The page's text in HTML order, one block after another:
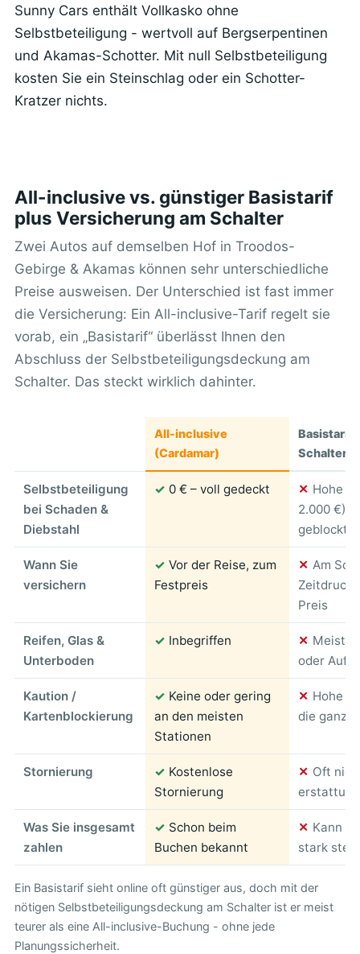
Sunny Cars enthält Vollkasko ohne
Selbstbeteiligung - wertvoll auf Bergserpentinen
und Akamas-Schotter. Mit null Selbstbeteiligung
kosten Sie ein Steinschlag oder ein Schotter-
Kratzer nichts.
All-inclusive vs. günstiger Basistarif
plus Versicherung am Schalter
Zwei Autos auf demselben Hof in Troodos-
Gebirge & Akamas können sehr unterschiedliche
Preise ausweisen. Der Unterschied ist fast immer
die Versicherung: Ein All-inclusive-Tarif regelt sie
vorab, ein „Basistarif“ überlässt Ihnen den
Abschluss der Selbstbeteiligungsdeckung am
Schalter. Das steckt wirklich dahinter.
All-inclusive
(Cardamar)
Basistarif
Selbstbeteiligung
bei Schaden &
Diebstahl
✓ 0 € – voll gedeckt ✕ Hohe
2.000 €),
geblockt
Wann Sie
versichern
✓ Vor der Reise, zum
Festpreis
✕ Am
Preis
Reifen, Glas &
Unterboden
✓ Inbegriffen ✕ Meist
oder
Kaution /
Kartenblockierung
✓ Keine oder gering
an den meisten
Stationen
✕ Hohe
die ganze
Stornierung ✓ Kostenlose
Stornierung
✕ Oft
Was Sie insgesamt
zahlen
✓ Schon beim
Buchen bekannt
✕ Kann
stark
Ein Basistarif sieht online oft günstiger aus, doch mit der
nötigen Selbstbeteiligungsdeckung am Schalter ist er meist
teurer als eine All-inclusive-Buchung - ohne jede
Planungssicherheit.